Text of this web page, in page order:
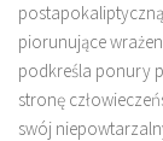
piorunujące
podkreśla ponury
stronę
swój